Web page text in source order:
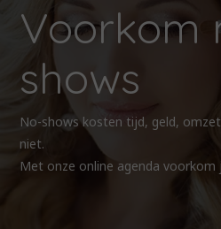
Voorkom
shows
No-shows kosten tijd, geld,
niet.
Met onze online agenda voorkom